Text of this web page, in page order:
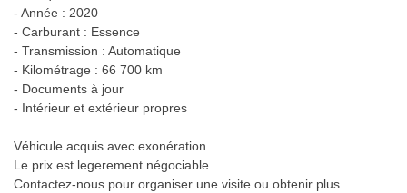
- Année : 2020
- Carburant : Essence
- Transmission : Automatique
- Kilométrage : 66 700 km
- Documents à jour
- Intérieur et extérieur propres
Véhicule acquis avec exonération.
Le prix est legerement négociable.
Contactez-nous pour organiser une visite ou obtenir plus